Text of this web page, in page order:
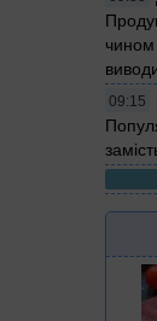
09:15